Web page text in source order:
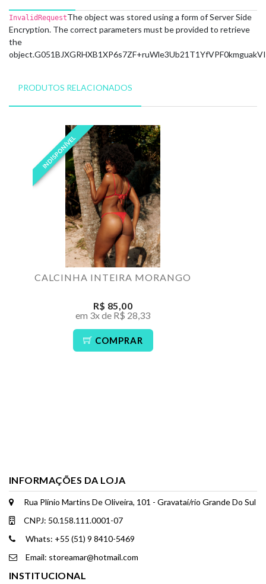
InvalidRequestThe object was stored using a form of Server Side
Encryption. The correct parameters must be provided to retrieve
the
object.G051BJXGRHXB1XP6
PRODUTOS RELACIONADOS
INDISPONÍVEL
CALCINHA INTEIRA MORANGO
R$ 85,00
em 3x de R$ 28,33
COMPRAR
INFORMAÇÕES DA LOJA
Rua Plínio Martins De Oliveira, 101 - Gravataí/rio Grande Do Sul
CNPJ: 50.158.111.0001-07
Whats: +55 (51) 9 8410-5469
Email: storeamar@hotmail.com
INSTITUCIONAL